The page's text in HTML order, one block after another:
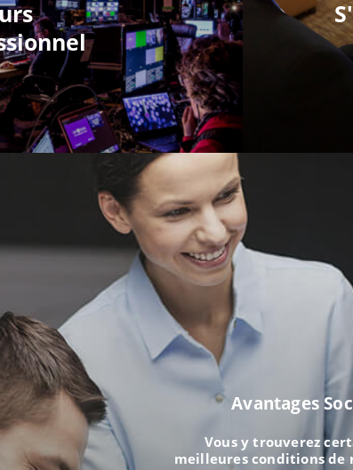
Avantages
Vous y trouverez
meilleures conditions de